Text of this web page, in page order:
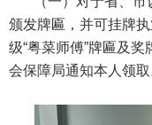
颁发牌匾，并可挂牌
级“粤菜师傅”牌匾及
会保障局通知本人领取